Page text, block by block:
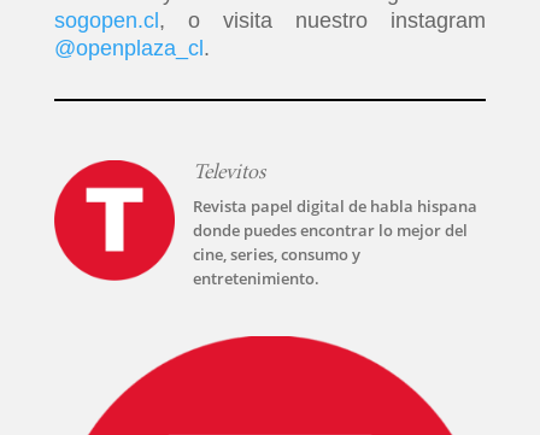
PELICULAS
TECNOVITOS
EVENTOS
sogopen.cl , o visita nuestro instagram
@openplaza_cl .
Televitos
Revista papel digital de habla hispana
donde puedes encontrar lo mejor del
cine, series, consumo y
entretenimiento.